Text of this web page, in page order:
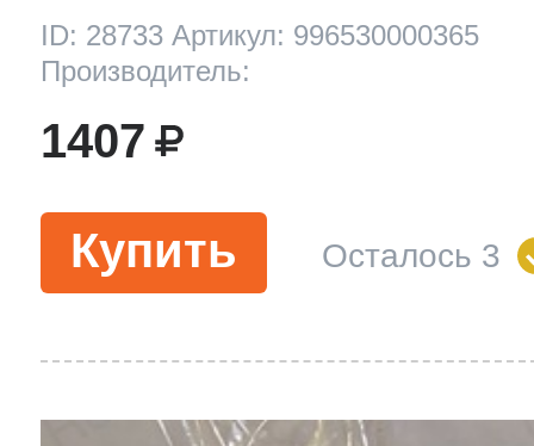
ID: 28733 Артикул: 996530000365
Производитель:
1407
Купить Осталось 3